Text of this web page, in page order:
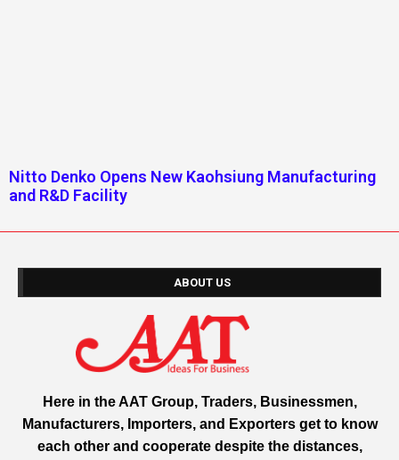
Nitto Denko Opens New Kaohsiung Manufacturing
and R&D Facility
ABOUT US
Here in the AAT Group, Traders, Businessmen,
Manufacturers, Importers, and Exporters get to know
each other and cooperate despite the distances,